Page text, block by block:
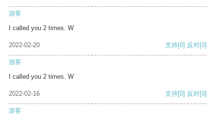
游客
I called you 2 times. W
2022-02-20 支持[0] 反对[0]
游客
I called you 2 times. W
2022-02-16 支持[0] 反对[0]
游客